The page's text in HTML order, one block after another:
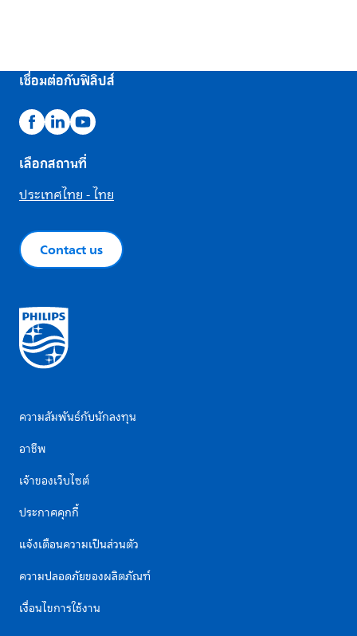
เชื่อมต่อกับฟิลิปส์
เลือกสถานที่
ประเทศไทย - ไทย
Contact us
ความสัมพันธ์กับนักลงทุน
อาชีพ
เจ้าของเว็บไซต์
ประกาศคุกกี้
แจ้งเตือนความเป็นส่วนตัว
ความปลอดภัยของผลิตภัณฑ์
เงื่อนไขการใช้งาน